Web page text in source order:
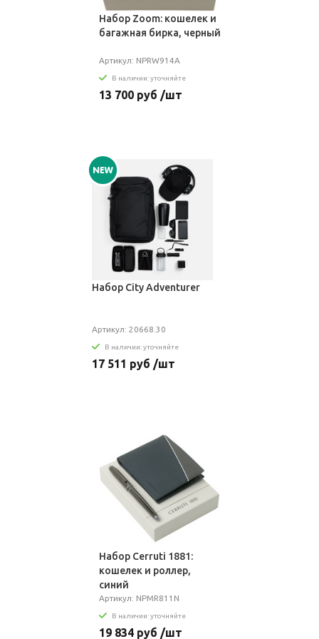
Набор Zoom: кошелек и
багажная бирка, черный
Артикул: NPRW914A
В наличии: уточняйте
13 700 руб /шт
Набор City Adventurer
Артикул: 20668.30
В наличии: уточняйте
17 511 руб /шт
Набор Cerruti 1881:
кошелек и роллер,
синий
Артикул: NPMR811N
В наличии: уточняйте
19 834 руб /шт